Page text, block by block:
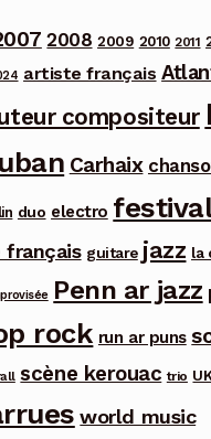
2008 2009 2010 2011
artiste français
compositeur
Carhaix
duo electro
français guitare jazz la
Penn ar jazz
rock run ar puns
scène kerouac trio
world music